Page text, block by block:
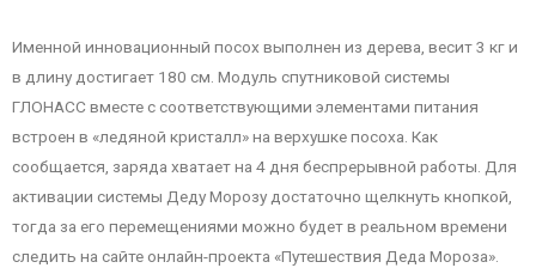
Именной инновационный посох выполнен из дерева, весит 3 кг и
в длину достигает 180 см. Модуль спутниковой системы
ГЛОНАСС вместе с соответствующими элементами питания
встроен в «ледяной кристалл» на верхушке посоха. Как
сообщается, заряда хватает на 4 дня беспрерывной работы. Для
активации системы Деду Морозу достаточно щелкнуть кнопкой,
тогда за его перемещениями можно будет в реальном времени
следить на сайте онлайн-проекта «Путешествия Деда Мороза».